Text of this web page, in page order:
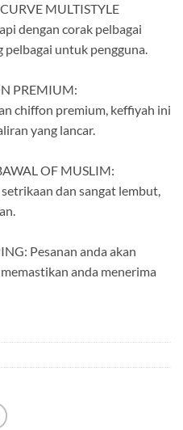
MULTISTYLE
dengan corak pelbagai
pelbagai untuk pengguna.
PREMIUM:
chiffon premium, keffiyah ini
yang lancar.
OF MUSLIM:
dan sangat lembut,
Pesanan anda akan
anda menerima